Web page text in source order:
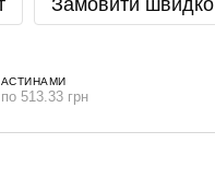
Замовити швидко
513.33 грн